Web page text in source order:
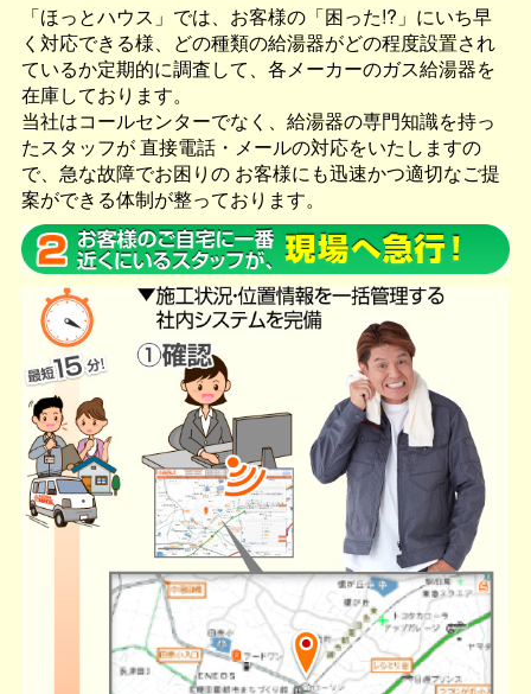
「ほっとハウス」では、お客様の「困った!?」にいち早
く対応できる様、どの種類の給湯器がどの程度設置され
ているか定期的に調査して、各メーカーのガス給湯器を
在庫しております。
当社はコールセンターでなく、給湯器の専門知識を持っ
たスタッフが直接電話・メールの対応をいたしますの
で、急な故障でお困りの お客様にも迅速かつ適切なご提
案ができる体制が整っております。